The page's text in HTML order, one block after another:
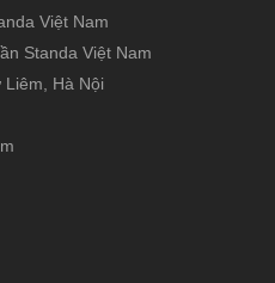
Việt Nam
Standa Việt Nam
Hà Nội